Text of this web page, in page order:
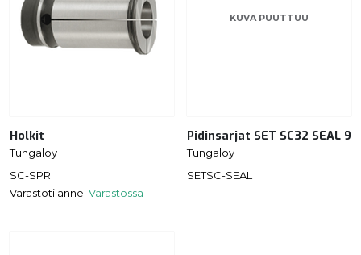
Holkit
Tungaloy
SC-SPR
Varastotilanne: Varastossa
KUVA PUUTTUU
Pidinsarjat SET SC32 SEAL 9
Tungaloy
SETSC-SEAL